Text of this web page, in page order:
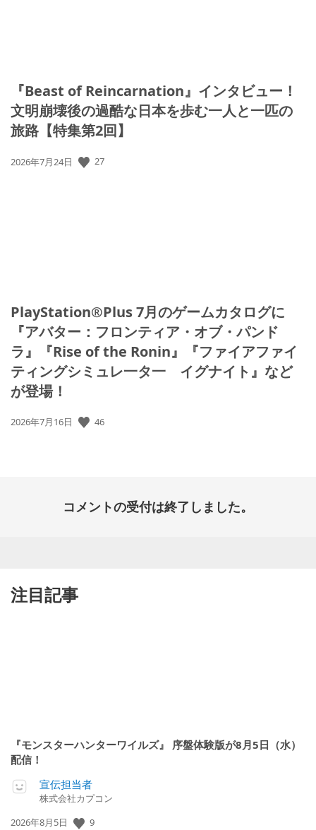
『Beast of Reincarnation』インタビュー！
文明崩壊後の過酷な日本を歩む一人と一匹の
旅路【特集第2回】
公
2026年7月24日 27
PlayStation®Plus 7月のゲームカタログに
『アバター：フロンティア・オブ・パンド
ラ』『Rise of the Ronin』『ファイアファイ
ティングシミュレ一タ一 イグナイト』など
が登場！
公
2026年7月16日 46
コメントの受付は終了しました。
注目記事
『モンスターハンターワイルズ』 序盤体験版が8月5日（水）
配信！
宣伝担当者
株式会社カプコン
公
2026年8月5日 9